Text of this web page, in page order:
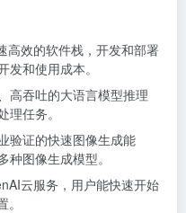
高效的软件栈，开发和部署
和使用成本。
高吞吐的大语言模型推理
任务。
验证的快速图像生成能
图像生成模型。
云服务，用户能快速开始